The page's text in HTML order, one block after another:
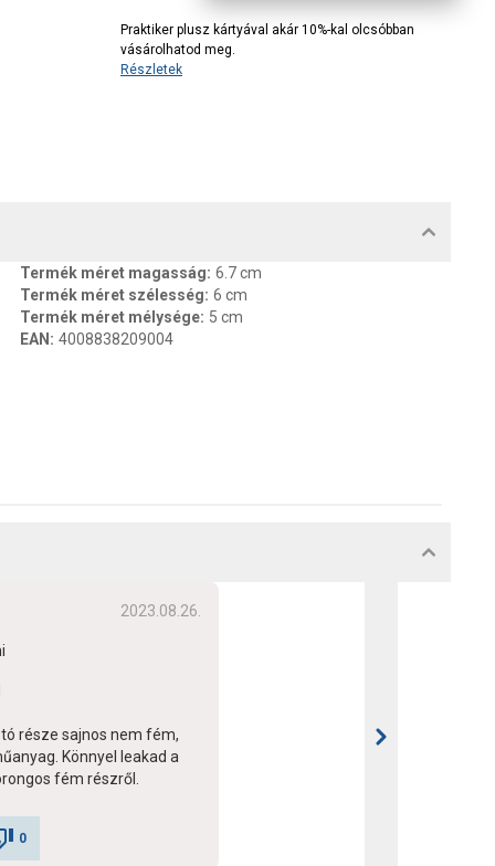
Praktiker plusz kártyával akár 10%-kal olcsóbban
vásárolhatod meg.
Részletek
Termék méret magasság: 6.7 cm
Termék méret szélesség: 6 cm
Termék méret mélysége: 5 cm
EAN : 4008838209004
2023.08.26.
része sajnos nem fém,
Könnyel leakad a
fém részről.
0